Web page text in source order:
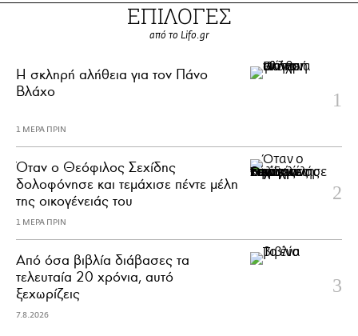
ΕΠΙΛΟΓΕΣ
από το Lifo.gr
H σκληρή αλήθεια για τον Πάνο
Βλάχο
1 ΜΕΡΑ ΠΡΙΝ
Όταν ο Θεόφιλος Σεχίδης
δολοφόνησε και τεμάχισε πέντε μέλη
της οικογένειάς του
1 ΜΕΡΑ ΠΡΙΝ
Από όσα βιβλία διάβασες τα
τελευταία 20 χρόνια, αυτό
ξεχωρίζεις
7.8.2026